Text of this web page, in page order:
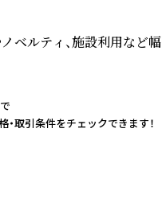
ベルティ、施設利用など幅
・取引条件をチェックできます！